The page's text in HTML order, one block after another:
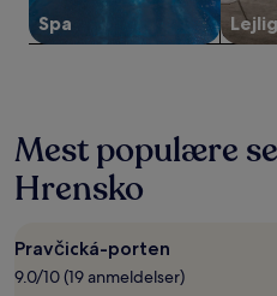
tilgængelighed
Yderligere
vilkår
kan
gælde.
Spa
Mest populære
Hrensko
Pravčická-porten
9.0/10 (19 anmeldelser)